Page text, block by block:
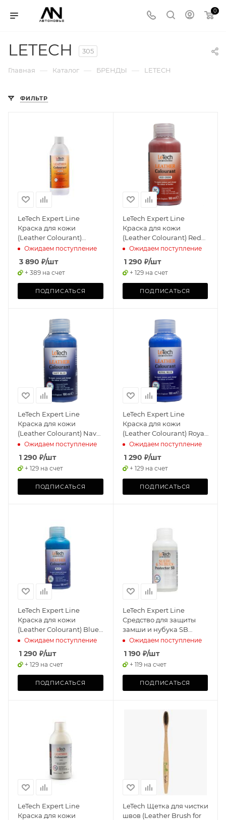
0
LETECH 305
Главная — Каталог — БРЕНДЫ — LETECH
ФИЛЬТР
LeTech Expert Line
Краска для кожи
(Leather Colourant)
Orange, 500мл
Ожидаем поступление
3 890 ₽/шт
+ 389 на счет
ПОДПИСАТЬСЯ
LeTech Expert Line
Краска для кожи
(Leather Colourant) Red
Oxide, 100мл
Ожидаем поступление
1 290 ₽/шт
+ 129 на счет
ПОДПИСАТЬСЯ
LeTech Expert Line
Краска для кожи
(Leather Colourant) Navy
Blue, 100мл
Ожидаем поступление
1 290 ₽/шт
+ 129 на счет
ПОДПИСАТЬСЯ
LeTech Expert Line
Краска для кожи
(Leather Colourant) Royal
Blue, 100мл
Ожидаем поступление
1 290 ₽/шт
+ 129 на счет
ПОДПИСАТЬСЯ
LeTech Expert Line
Краска для кожи
(Leather Colourant) Blue,
100мл
Ожидаем поступление
1 290 ₽/шт
+ 129 на счет
ПОДПИСАТЬСЯ
LeTech Expert Line
Средство для защиты
замши и нубука SB
(Suede and Nubuck
Protector SB) 100мл
Ожидаем поступление
1 190 ₽/шт
+ 119 на счет
ПОДПИСАТЬСЯ
LeTech Expert Line
Краска для кожи
LeTech Щетка для чистки
швов (Leather Brush for